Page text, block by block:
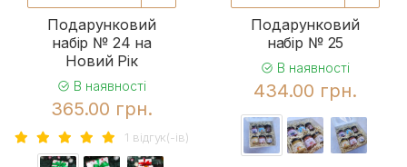
Подарунковий
набір № 24 на
Новий Рік
В наявності
365.00 грн.
1 вiдгук(-iв)
Подарунковий
набір № 25
В наявності
434.00 грн.